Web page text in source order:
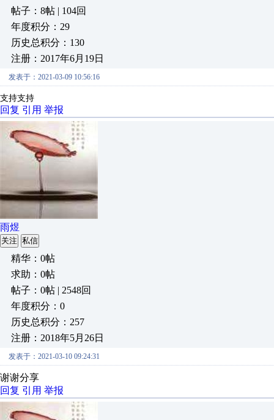
帖子：8帖 | 104回
年度积分：29
历史总积分：130
注册：2017年6月19日
发表于：2021-03-09 10:56:16
支持支持
回复 引用 举报
雨煜
关注 私信
精华：0帖
求助：0帖
帖子：0帖 | 2548回
年度积分：0
历史总积分：257
注册：2018年5月26日
发表于：2021-03-10 09:24:31
谢谢分享
回复 引用 举报